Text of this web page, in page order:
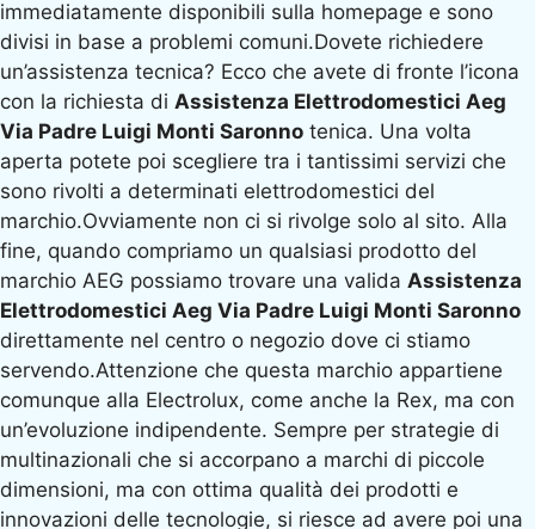
immediatamente disponibili sulla homepage e sono
divisi in base a problemi comuni.Dovete richiedere
un’assistenza tecnica? Ecco che avete di fronte l’icona
con la richiesta di Assistenza Elettrodomestici Aeg
Via Padre Luigi Monti Saronno tenica. Una volta
aperta potete poi scegliere tra i tantissimi servizi che
sono rivolti a determinati elettrodomestici del
marchio.Ovviamente non ci si rivolge solo al sito. Alla
fine, quando compriamo un qualsiasi prodotto del
marchio AEG possiamo trovare una valida Assistenza
Elettrodomestici Aeg Via Padre Luigi Monti Saronno
direttamente nel centro o negozio dove ci stiamo
servendo.Attenzione che questa marchio appartiene
comunque alla Electrolux, come anche la Rex, ma con
un’evoluzione indipendente. Sempre per strategie di
multinazionali che si accorpano a marchi di piccole
dimensioni, ma con ottima qualità dei prodotti e
innovazioni delle tecnologie, si riesce ad avere poi una